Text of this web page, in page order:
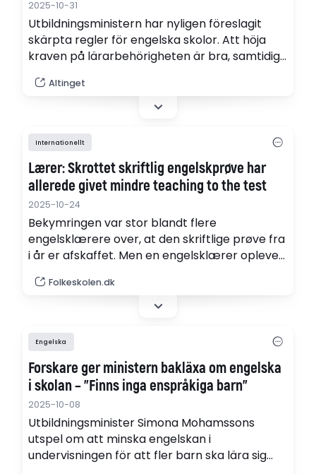
2025-10-31
Utbildningsministern har nyligen föreslagit
skärpta regler för engelska skolor. Att höja
kraven på lärarbehörigheten är bra, samtidigt
25 procent på engelska. Det skriver
Dominique Roosen, vd Engelska skolor och
Altinget
Internationellt
Lærer: Skrottet skriftlig engelskprøve har
allerede givet mindre teaching to the test
2025-10-24
Bekymringen var stor blandt flere
engelsklærere over, at den skriftlige prøve fra
i år er afskaffet. Men en engelsklærer oplever,
lade det kreative styre i undervisningen.
Folkeskolen.dk
Engelska
Forskare ger ministern bakläxa om engelska
i skolan – ”Finns inga enspråkiga barn”
2025-10-08
Utbildningsminister Simona Mohamssons
utspel om att minska engelskan i
undervisningen för att fler barn ska lära sig